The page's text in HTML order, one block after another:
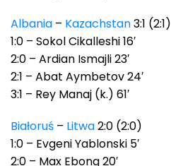
Albania – Kazachstan3:1 (2:1)
1:0 – Sokol Cikalleshi 16′
2:0 – Ardian Ismajli 23′
2:1 – Abat Aymbetov 24′
3:1 – Rey Manaj (k.) 61′
Białoruś – Litwa2:0 (2:0)
1:0 – Evgeni Yablonski 5′
2:0 – Max Ebong 20′